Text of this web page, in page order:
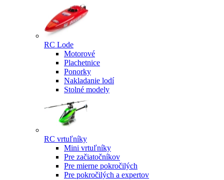
RC Lode
Motorové
Plachetnice
Ponorky
Nakladanie lodí
Stolné modely
RC vrtuľníky
Mini vrtuľníky
Pre začiatočníkov
Pre mierne pokročilých
Pre pokročilých a expertov